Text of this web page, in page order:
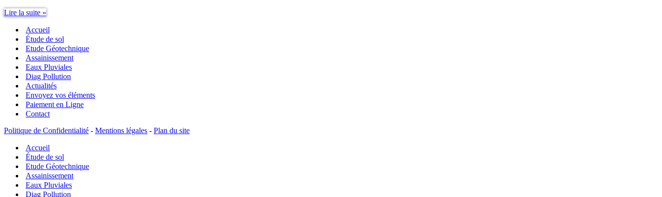
Lire la suite »
plusieurs
sortes
d’études
de
sol,
comment
s’y
retrouver
?
Accueil
Étude de sol
Etude Géotechnique
Assainissement
Eaux Pluviales
Diag Pollution
Actualités
Envoyez vos éléments
Paiement en Ligne
Contact
Politique de Confidentialité - Mentions légales - Plan du site
Accueil
Étude de sol
Etude Géotechnique
Assainissement
Eaux Pluviales
Diag Pollution